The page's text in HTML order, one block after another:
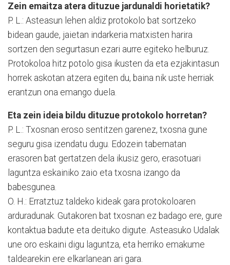
Zein emaitza atera dituzue jardunaldi horietatik?
P. L.: Asteasun lehen aldiz protokolo bat sortzeko
bidean gaude, jaietan indarkeria matxisten harira
sortzen den segurtasun ezari aurre egiteko helburuz.
Protokoloa hitz potolo gisa ikusten da eta ezjakintasun
horrek askotan atzera egiten du, baina nik uste herriak
erantzun ona emango duela.
Eta zein ideia bildu dituzue protokolo horretan?
P. L.: Txosnan eroso sentitzen garenez, txosna gune
seguru gisa izendatu dugu. Edozein tabernatan
erasoren bat gertatzen dela ikusiz gero, erasotuari
laguntza eskainiko zaio eta txosna izango da
babesgunea.
O. H.: Erratztuz taldeko kideak gara protokoloaren
arduradunak. Gutakoren bat txosnan ez badago ere, gure
kontaktua badute eta deituko digute. Asteasuko Udalak
une oro eskaini digu laguntza, eta herriko emakume
taldearekin ere elkarlanean ari gara.